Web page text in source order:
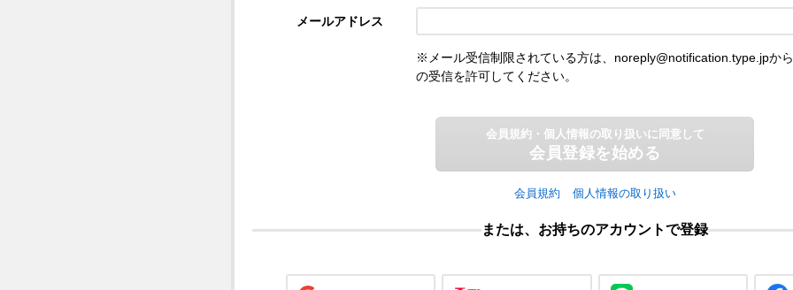
メールアドレス
※メール受信制限されている方は、noreply@notification.type.jpから
の受信を許可してください。
会員規約・個人情報の取り扱いに同意して
会員登録を始める
会員規約 個人情報の取り扱い
または、お持ちのアカウントで登録